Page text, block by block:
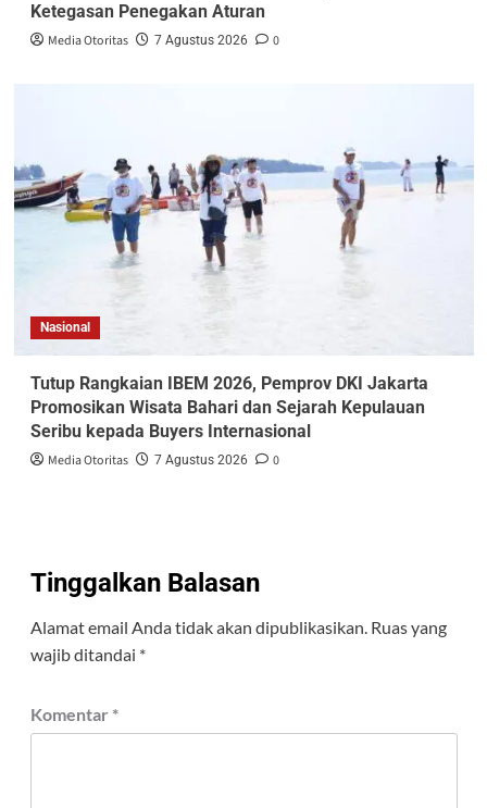
Ketegasan Penegakan Aturan
Media Otoritas 7 Agustus 2026 0
Nasional
Tutup Rangkaian IBEM 2026, Pemprov DKI Jakarta
Promosikan Wisata Bahari dan Sejarah Kepulauan
Seribu kepada Buyers Internasional
Media Otoritas 7 Agustus 2026 0
Tinggalkan Balasan
Alamat email Anda tidak akan dipublikasikan. Ruas yang
wajib ditandai *
Komentar *